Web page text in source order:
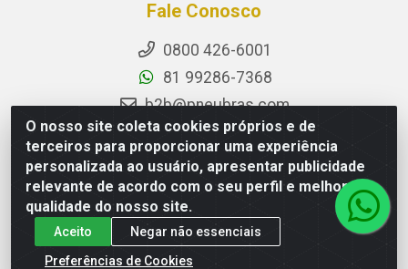
O nosso site coleta cookies próprios e de
terceiros para proporcionar uma experiência
personalizada ao usuário, apresentar publicidade
relevante de acordo com o seu perfil e melhorar a
qualidade do nosso site.
Aceito
Negar não essenciais
Preferências de Cookies
Fale Conosco
0800 426-6001
81 99286-7368
b2b@pneubras.com
sac@pneubras.com.br
Instagram
Facebook
Privacidade e Dados (DPO):
dpo.pneubras@pneubras.com